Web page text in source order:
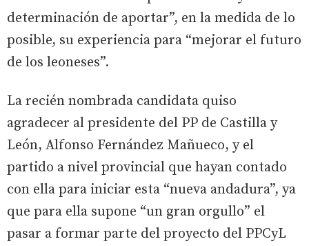
determinación de aportar”, en la medida de lo
posible, su experiencia para “mejorar el futuro
de los leoneses”.
La recién nombrada candidata quiso
agradecer al presidente del PP de Castilla y
León, Alfonso Fernández Mañueco, y el
partido a nivel provincial que hayan contado
con ella para iniciar esta “nueva andadura”, ya
que para ella supone “un gran orgullo” el
pasar a formar parte del proyecto del PPCyL